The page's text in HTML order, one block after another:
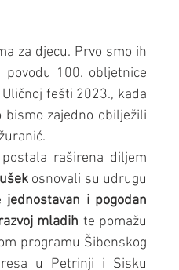
za djecu. Prvo smo ih
100. obljetnice
fešti 2023., kada
zajedno obilježili
raširena diljem
osnovali su udrugu
jednostavan i pogodan
mladih te pomažu
programu Šibenskog
u Petrinji i Sisku